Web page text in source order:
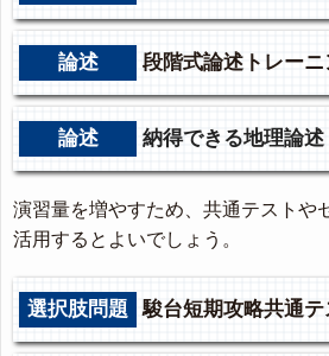
論述 段階式論述トレー
論述 納得できる地理論述
演習量を増やすため、共通テストや
活用するとよいでしょう。
選択肢問題 駿台短期攻略共通